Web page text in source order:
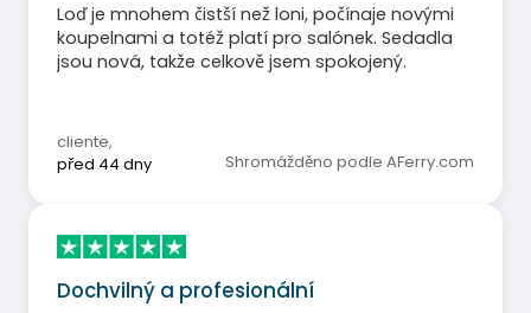
Loď je mnohem čistší než loni, počínaje novými
koupelnami a totéž platí pro salónek. Sedadla
jsou nová, takže celkově jsem spokojený.
cliente,
před 44 dny
Shromážděno podle AFerry.com
Dochvilný a profesionální